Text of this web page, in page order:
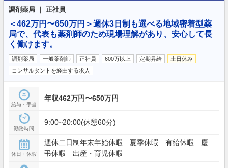
調剤薬局 ｜ 正社員
＜462万円〜650万円＞週休3日制も選べる地域密着型薬
局で、代表も薬剤師のため現場理解があり、安心して長
く働けます。
調剤薬局 一般薬剤師 正社員 600万以上 定期昇給
土日休み
コンサルタントを経由する求人
給与・手当
年収462万円〜650万円
勤務時間
9:00~20:00(休憩60分)
休日・休暇
週休二日制年末年始休暇 夏季休暇 有給休暇 慶
弔休暇 出産・育児休暇